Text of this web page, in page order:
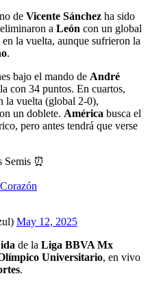
de Vicente Sánchez ha sido
a León con un global
la vuelta, aunque sufrieron la
.
bajo el mando de André
con 34 puntos. En cuartos,
la vuelta (global 2-0),
un doblete. América busca el
pero antes tendrá que verse
Semis ⏰
May 12, 2025
de la Liga BBVA Mx
Universitario, en vivo
.